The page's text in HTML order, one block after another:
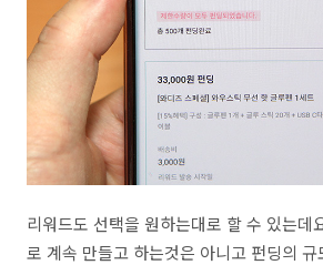
리워드도 선택을 원하는대로 할 수 있는데
로 계속 만들고 하는것은 아니고 펀딩의